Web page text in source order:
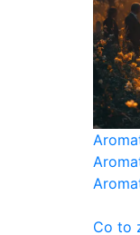
Co to